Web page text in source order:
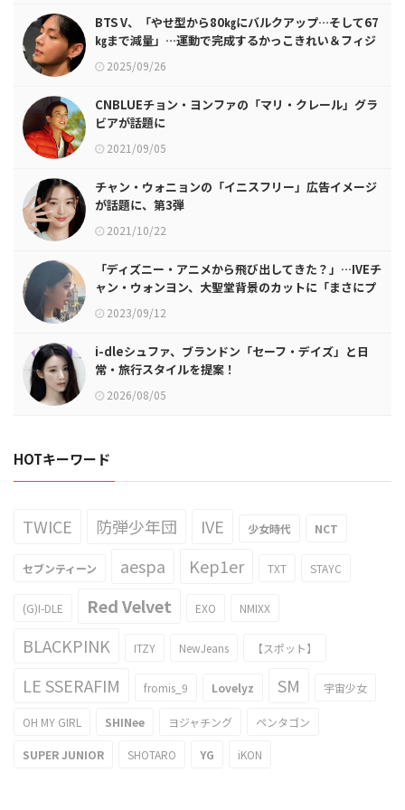
BTS V、「やせ型から80㎏にバルクアップ…そして67
㎏まで減量」…運動で完成するかっこきれい＆フィジ
カルの意外な魅力
2025/09/26
CNBLUEチョン・ヨンファの「マリ・クレール」グラ
ビアが話題に
2021/09/05
チャン・ウォニョンの「イニスフリー」広告イメージ
が話題に、第3弾
2021/10/22
「ディズニー・アニメから飛び出してきた？」…IVEチ
ャン・ウォンヨン、大聖堂背景のカットに「まさにプ
リンセス」
2023/09/12
i-dleシュファ、ブランドン「セーフ・デイズ」と日
常・旅行スタイルを提案！
2026/08/05
HOTキーワード
TWICE 防弾少年団 IVE 少女時代 NCT
セブンティーン aespa Kep1er TXT STAYC
(G)I-DLE Red Velvet EXO NMIXX
BLACKPINK ITZY NewJeans 【スポット】
LE SSERAFIM fromis_9 Lovelyz SM 宇宙少女
OH MY GIRL SHINee ヨジャチング ペンタゴン
SUPER JUNIOR SHOTARO YG iKON